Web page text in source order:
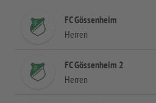
FC Gössenheim
Herren
FC Gössenheim 2
Herren